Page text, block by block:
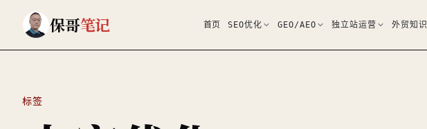
保哥笔记 首页 SEO优化 GEO/AEO 独立站运营 外贸知识
标签